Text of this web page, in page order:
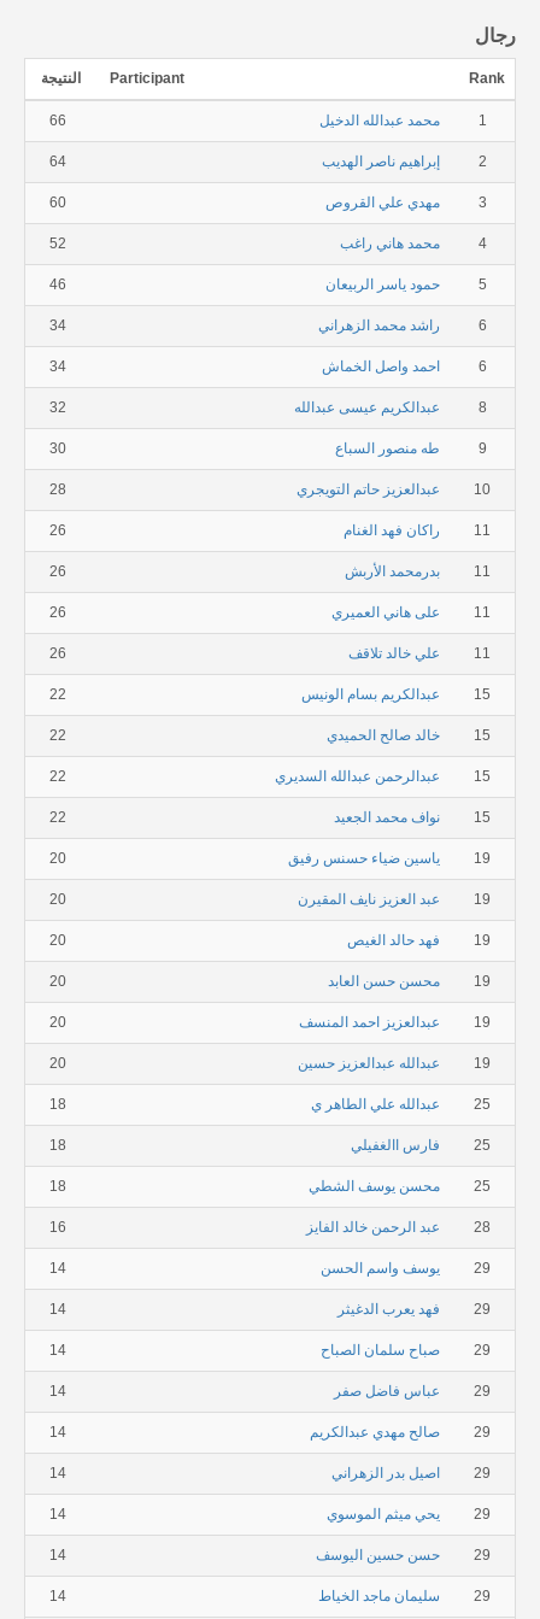
رجال
Rank
Participant النتيجة
1 محمد عبدالله الدخيل 66
2 إبراهيم ناصر الهديب 64
3 مهدي علي القروص 60
4 محمد هاني راغب 52
5 حمود ياسر الربيعان 46
6 راشد محمد الزهراني 34
6 احمد واصل الخماش 34
8 عبدالكريم عيسى عبدالله 32
9 طه منصور السباع 30
10 عبدالعزيز حاتم التويجري 28
11 راكان فهد الغنام 26
11 بدرمحمد الأربش 26
11 على هاني العميري 26
11 علي خالد تلاقف 26
15 عبدالكريم بسام الونيس 22
15 خالد صالح الحميدي 22
15 عبدالرحمن عبدالله السديري 22
15 نواف محمد الجعيد 22
19 ياسين ضياء حسنس رفيق 20
19 عبد العزيز نايف المقيرن 20
19 فهد حالد الغيص 20
19 محسن حسن العابد 20
19 عبدالعزيز احمد المنسف 20
19 عبدالله عبدالعزيز حسين 20
25 عبدالله علي الطاهر ي 18
25 فارس االغفيلي 18
25 محسن يوسف الشطي 18
28 عبد الرحمن خالد الفايز 16
29 يوسف واسم الحسن 14
29 فهد يعرب الدغيثر 14
29 صباح سلمان الصباح 14
29 عباس فاضل صفر 14
29 صالح مهدي عبدالكريم 14
29 اصيل بدر الزهراني 14
29 يحي ميثم الموسوي 14
29 حسن حسين اليوسف 14
29 سليمان ماجد الخياط 14